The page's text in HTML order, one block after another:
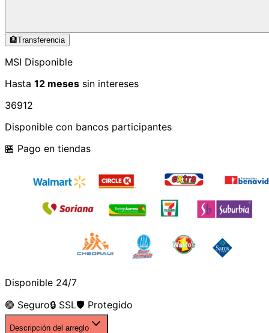
🏦Transferencia
MSI Disponible
Hasta 12 meses sin intereses
36912
Disponible con bancos participantes
🏪 Pago en tiendas
Disponible 24/7
🟢 Seguro🔒 SSL🛡️ Protegido
Descripción del arreglo